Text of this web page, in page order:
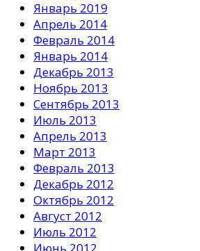
Январь 2019
Апрель 2014
Февраль 2014
Январь 2014
Декабрь 2013
Ноябрь 2013
Сентябрь 2013
Июль 2013
Апрель 2013
Март 2013
Февраль 2013
Декабрь 2012
Октябрь 2012
Август 2012
Июль 2012
Июнь 2012